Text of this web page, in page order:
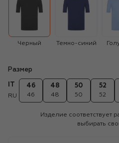
Черный Темно-синий
Размер
RU
46
46
48
48
50
50
52
52
Изделие соответствует
выбирать